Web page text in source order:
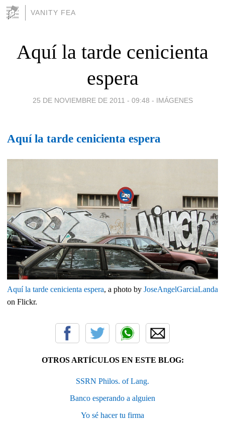
VANITY FEA
Aquí la tarde cenicienta
espera
25 DE NOVIEMBRE DE 2011 - 09:48 - IMÁGENES
Aquí la tarde cenicienta espera
Aquí la tarde cenicienta espera, a photo by JoseAngelGarciaLanda
on Flickr.
OTROS ARTÍCULOS EN ESTE BLOG:
SSRN Philos. of Lang.
Banco esperando a alguien
Yo sé hacer tu firma